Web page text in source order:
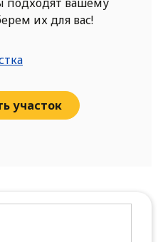
их для вас!
участок